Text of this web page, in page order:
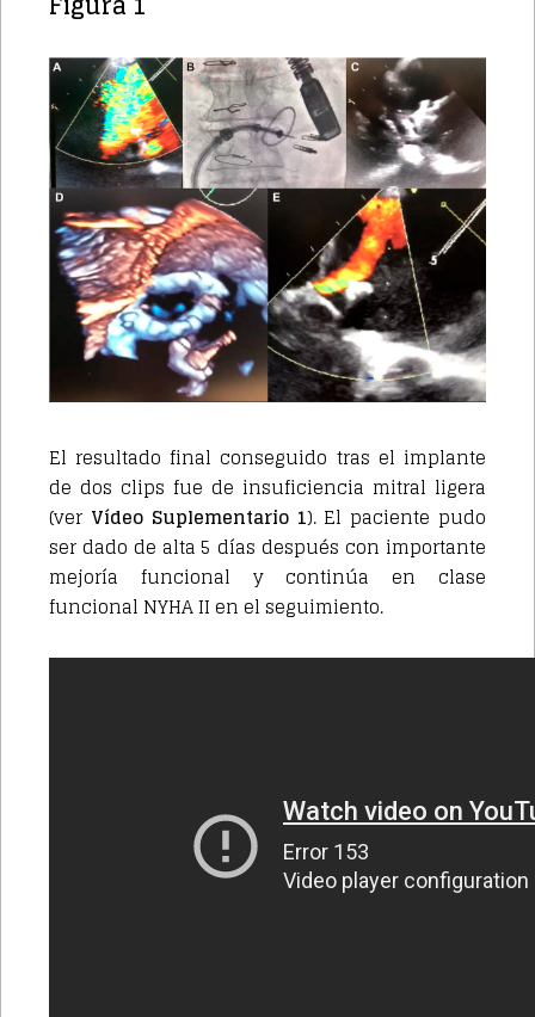
El resultado final conseguido tras el implante
de dos clips fue de insuficiencia mitral ligera
(ver Vídeo Suplementario 1). El paciente pudo
ser dado de alta 5 días después con importante
mejoría funcional y continúa en clase
funcional NYHA II en el seguimiento.